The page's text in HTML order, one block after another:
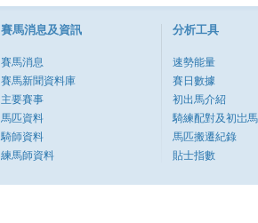
賽馬消息及資訊
賽馬消息
賽馬新聞資料庫
主要賽事
馬匹資料
騎師資料
練馬師資料
分析工具
速勢能量
賽日數據
初出馬介紹
騎練配對及初岀
馬匹搬遷紀錄
貼士指數